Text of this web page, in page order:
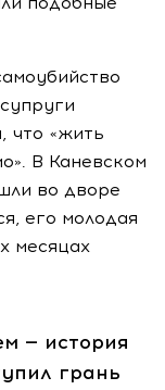
что «жить
В Каневском
во дворе
его молодая
месяцах
— история
грань